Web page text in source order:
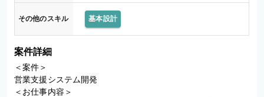
その他のスキル 基本設計
案件詳細
＜案件＞
営業支援システム開発
＜お仕事内容＞